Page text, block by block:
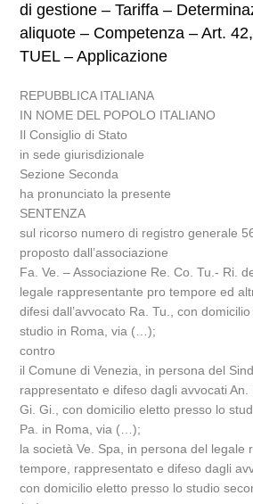
di gestione – Tariffa –
aliquote – Competenza – Art.
TUEL – Applicazione
REPUBBLICA ITALIANA
IN NOME DEL POPOLO ITALIANO
Il Consiglio di Stato
in sede giurisdizionale
Sezione Seconda
ha pronunciato la presente
SENTENZA
sul ricorso numero di registro generale
proposto dall’associazione
Fa. Ve. – Associazione Re. Co. Tu.- Ri.
legale rappresentante pro tempore ed
difesi dall’avvocato Ra. Tu., con
studio in Roma, via (…);
contro
il Comune di Venezia, in persona del
rappresentato e difeso dagli avvocati An.
Gi. Gi., con domicilio eletto presso lo
Pa. in Roma, via (…);
la società Ve. Spa, in persona del legale
tempore, rappresentato e difeso dagli
con domicilio eletto presso lo studio